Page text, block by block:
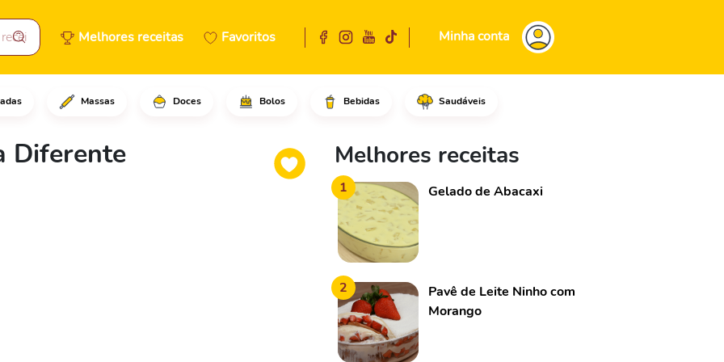
Melhores receitas Favoritos Minha conta
Massas Doces Bolos Bebidas Saudáveis
Diferente
bananas em um frigideira grande em fogo médio com
Melhores receitas
1 Gelado de Abacaxi
2
Pavê de Leite Ninho com
Morango